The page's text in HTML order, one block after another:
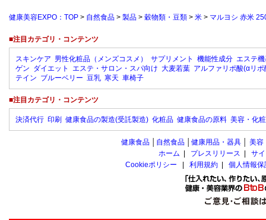
健康美容EXPO：TOP > 自然食品 > 製品 > 穀物類・豆類 > 米 > マルヨシ 赤米
■注目カテゴリ・コンテンツ
スキンケア 男性化粧品（メンズコスメ） サプリメント 機能性成分 エステ
ゲン ダイエット エステ・サロン・スパ向け 大麦若葉 アルファリポ酸(αリポ
テイン ブルーベリー 豆乳 寒天 車椅子
■注目カテゴリ・コンテンツ
決済代行 印刷 健康食品の製造(受託製造) 化粧品 健康食品の原料 美容・化
健康食品 自然食品 健康用品・器具 美容
ホーム
プレスリリース
サ
Cookieポリシー
利用規約 個人情報